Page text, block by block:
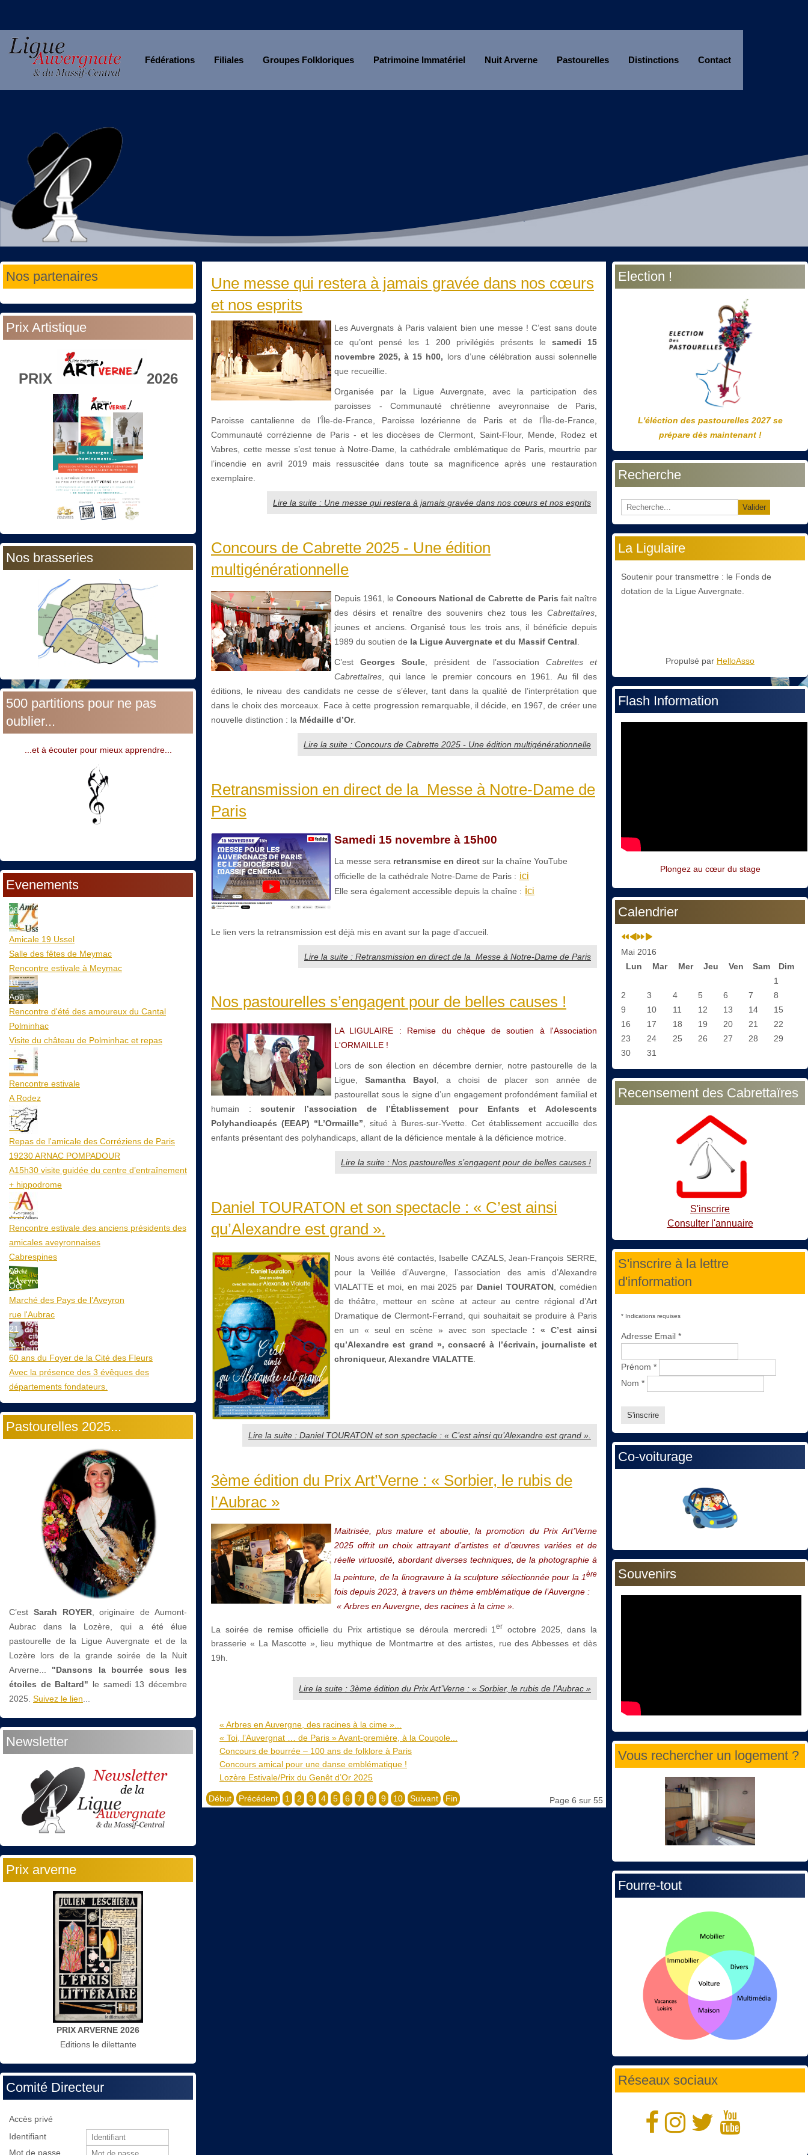
Fédérations Filiales Groupes Folkloriques Patrimoine Immatériel Nuit Arverne Pastourelles Distinctions Contact
Nos partenaires
Prix Artistique
PRIX 2026
Nos brasseries
500 partitions pour ne pas
oublier...
...et à écouter pour mieux apprendre...
Evenements
08
Aoû
Amicale 19 Ussel
Salle des fêtes de Meymac
Rencontre estivale à Meymac
10
Aoû
Rencontre d'été des amoureux du Cantal
Polminhac
Visite du château de Polminhac et repas
12
Aoû
Rencontre estivale
A Rodez
23
Aoû
Repas de l'amicale des Corréziens de Paris
19230 ARNAC POMPADOUR
A15h30 visite guidée du centre d’entraînement
+ hippodrome
25
Aoû
Rencontre estivale des anciens présidents des
amicales aveyronnaises
Cabrespines
09
Oct
Marché des Pays de l’Aveyron
rue l'Aubrac
21
Nov
60 ans du Foyer de la Cité des Fleurs
Avec la présence des 3 évêques des
départements fondateurs.
Pastourelles 2025...
C’est Sarah ROYER, originaire de Aumont-
Aubrac dans la Lozère, qui a été élue
pastourelle de la Ligue Auvergnate et de la
Lozère lors de la grande soirée de la Nuit
Arverne...
"Dansons la bourrée sous les
étoiles de Baltard" le samedi 13 décembre
2025. Suivez le lien
Newsletter
Prix arverne
PRIX ARVERNE 2026
Editions le dilettante
Comité Directeur
Accès privé
Identifiant
Mot de passe
Une messe qui restera à jamais gravée dans nos cœurs
et nos esprits
Les Auvergnats à Paris valaient bien une messe ! C’est sans doute
ce qu’ont pensé les 1 200 privilégiés présents le samedi 15
novembre 2025, à 15 h00, lors d’une célébration aussi solennelle
que recueillie.
Organisée par la Ligue Auvergnate, avec la participation des
paroisses - Communauté chrétienne aveyronnaise de Paris,
Paroisse cantalienne de l’Île-de-France, Paroisse lozérienne de Paris et de l’Île-de-France,
Communauté corrézienne de Paris - et les diocèses de Clermont, Saint-Flour, Mende, Rodez et
Vabres, cette messe s’est tenue à Notre-Dame, la cathédrale emblématique de Paris, meurtrie par
l’incendie en avril 2019 mais ressuscitée dans toute sa magnificence après une restauration
exemplaire.
Lire la suite : Une messe qui restera à jamais gravée dans nos cœurs et nos esprits
Concours de Cabrette 2025 - Une édition
multigénérationnelle
Depuis 1961, le Concours National de Cabrette de Paris fait naître
des désirs et renaître des souvenirs chez tous les Cabrettaïres
jeunes et anciens. Organisé tous les trois ans, il bénéficie depuis
1989 du soutien de la Ligue Auvergnate et du Massif Central
C’estGeorges Soule , président de l’association Cabrettes et
Cabrettaïres , qui lance le premier concours en 1961. Au fil des
éditions, le niveau des candidats ne cesse de s’élever, tant dans la qualité de l’interprétation que
dans le choix des morceaux. Face à cette progression remarquable, il décide, en 1967, de créer une
nouvelle distinction : la Médaille d’Or.
Lire la suite : Concours de Cabrette 2025 - Une édition multigénérationnelle
Retransmission en direct de la Messe à Notre-Dame de
Paris
Samedi 15 novembre à 15h00
La messe sera retransmise en direct sur la chaîne YouTube
officielle de la cathédrale Notre-Dame de Paris : ici
Elle sera également accessible depuis la chaîne : ici
Le lien vers la retransmission est déjà mis en avant sur la page d'accueil.
Lire la suite : Retransmission en direct de la Messe à Notre-Dame de Paris
Nos pastourelles s’engagent pour de belles causes !
LA LIGULAIRE : Remise du chèque de soutien à l'Association
L'ORMAILLE !
Lors de son élection en décembre dernier, notre pastourelle de la
Ligue,Samantha Bayol , a choisi de placer son année de
pastourellat sous le signe d’un engagement profondément familial et
humain :soutenir l’association de l’Établissement pour Enfants et Adolescents
Polyhandicapés (EEAP) “L’Ormaille” , situé à Bures-sur-Yvette. Cet établissement accueille des
enfants présentant des polyhandicaps, allant de la déficience mentale à la déficience motrice.
Lire la suite : Nos pastourelles s’engagent pour de belles causes !
Daniel TOURATON et son spectacle : « C’est ainsi
qu’Alexandre est grand ».
Nous avons été contactés, Isabelle CAZALS, Jean-François SERRE,
pour la Veillée d’Auvergne, l’association des amis d’Alexandre
VIALATTE et moi, en mai 2025 par Daniel TOURATON , comédien
de théâtre, metteur en scène at acteur au centre régional d’Art
Dramatique de Clermont-Ferrand, qui souhaitait se produire à Paris
en un « seul en scène » avec son spectacle : « C’est ainsi
qu’Alexandre est grand », consacré à l’écrivain, journaliste et
chroniqueur, Alexandre VIALATTE
Lire la suite : Daniel TOURATON et son spectacle : « C’est ainsi qu’Alexandre est grand ».
3ème édition du Prix Art’Verne : « Sorbier, le rubis de
l’Aubrac »
Maitrisée, plus mature et aboutie, la promotion du Prix Art’Verne
2025 offrit un choix attrayant d’artistes et d’œuvres variées et de
réelle virtuosité, abordant diverses techniques, de la photographie à
la peinture, de la linogravure à la sculpture sélectionnée pour la 1ère
fois depuis 2023, à travers un thème emblématique de l’Auvergne :
« Arbres en Auvergne, des racines à la cime ».
La soirée de remise officielle du Prix artistique se déroula mercredi 1er
octobre 2025, dans la
brasserie « La Mascotte », lieu mythique de Montmartre et des artistes, rue des Abbesses et dès
19h.
Lire la suite : 3ème édition du Prix Art’Verne : « Sorbier, le rubis de l’Aubrac »
« Arbres en Auvergne, des racines à la cime »...
« Toi, l’Auvergnat … de Paris » Avant-première, à la Coupole...
Concours de bourrée – 100 ans de folklore à Paris
Concours amical pour une danse emblématique !
Lozère Estivale/Prix du Genêt d’Or 2025
Page 6 sur 55
Début Précédent 1 2 3 4 5 6 7 8 9 10 Suivant Fin
Election !
L'éléction des pastourelles 2027 se
prépare dès maintenant !
Recherche
Valider
La Ligulaire
Soutenir pour transmettre : le Fonds de
dotation de la Ligue Auvergnate.
Propulsé par HelloAsso
Flash Information
Plongez au cœur du stage
Calendrier
Année
précédente
Mois
précédent
Année
suivante
Mois
suivant
Mai 2016
Lun
Mar Mer Jeu Ven Sam
Dim
1
2
3 4 5 6 7
8
9
10 11 12 13 14
15
16
17 18 19 20 21
22
23
24 25 26 27 28
29
30
31
Recensement des Cabrettaïres
S'inscrire
Consulter l'annuaire
S'inscrire à la lettre
d'information
* Indications requises
Adresse Email *
Prénom *
Nom *
Co-voiturage
Souvenirs
Vous rechercher un logement ?
Fourre-tout
Réseaux sociaux